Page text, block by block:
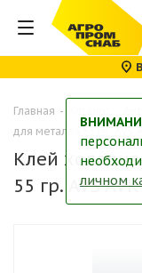
Главная -
для металла 55 гр. AVS
Клей
55 гр. AVSличном